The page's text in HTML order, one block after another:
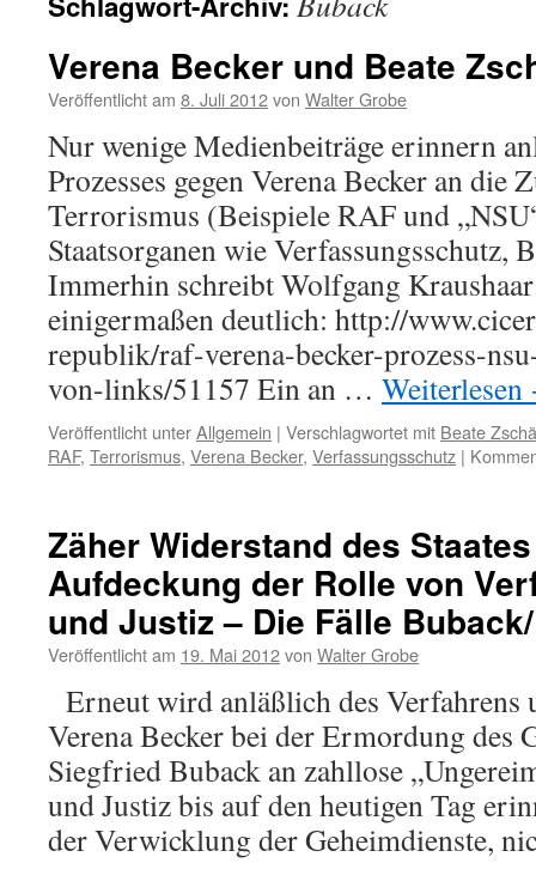
Verena Becker und Beate
Veröffentlicht am 8. Juli 2012von Walter Grobe
Nur wenige Medienbeiträge erinnern
Prozesses gegen Verena Becker an die
Terrorismus (Beispiele RAF und
Staatsorganen wie Verfassungsschutz,
Immerhin schreibt Wolfgang
einigermaßen deutlich: http://
republik/raf-verena-becker-prozess-
von-links/51157 Ein an … Weiterlesen
Veröffentlicht unterAllgemein | Verschlagwortet mit Beate
RAF, Terrorismus, Verena Becker, Verfassungsschutz |
Zäher Widerstand des
Aufdeckung der Rolle von
und Justiz – Die Fälle
Veröffentlicht am 19. Mai 2012von Walter Grobe
Erneut wird anläßlich des Verfahrens
Verena Becker bei der Ermordung des
Siegfried Buback an zahllose
und Justiz bis auf den heutigen Tag
der Verwicklung der Geheimdienste,